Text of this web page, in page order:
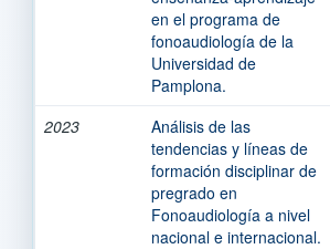
en el programa de
fonoaudiología de la
Universidad de
Pamplona.
2023
Análisis de las
tendencias y líneas de
formación disciplinar de
pregrado en
Fonoaudiología a nivel
nacional e internacional.